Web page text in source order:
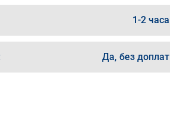
1-2 часа
Да, без доплат